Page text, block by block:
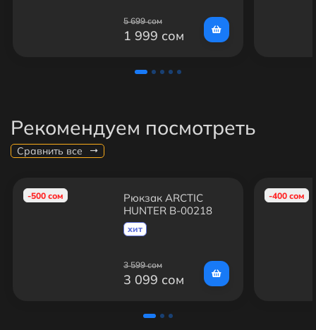
5 699 сом
1 999 сом
Рекомендуем посмотреть
Сравнить все
-500 сом
Рюкзак ARCTIC
HUNTER B-00218
Синий
хит
3 599 сом
3 099 сом
-400 сом